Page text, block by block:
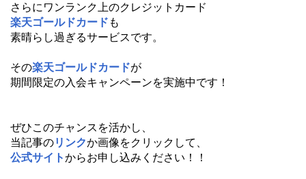
さらにワンランク上のクレジットカード
楽天ゴールドカード も
素晴らし過ぎるサービスです。
その楽天ゴールドカードが
期間限定の入会キャンペーンを実施中です！
ぜひこのチャンスを活かし、
当記事のリンクか画像をクリックして、
公式サイトからお申し込みください！！